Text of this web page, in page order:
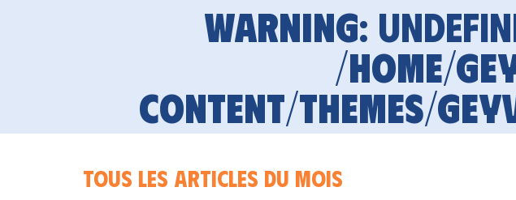
Warning:
/home/
content/themes/
Tous les articles du mois